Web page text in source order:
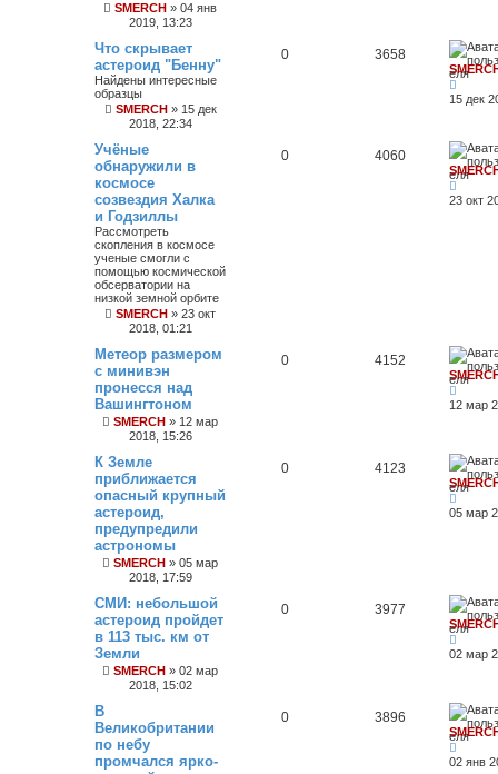
SMERCH » 04 янв
2019, 13:23
Что скрывает
астероид "Бенну"
Найдены интересные
образцы
SMERCH» 15 дек
2018, 22:34
0 3658
15 дек
Учёные
обнаружили в
космосе
созвездия Халка
и Годзиллы
Рассмотреть
скопления в космосе
ученые смогли с
помощью космической
обсерватории на
низкой земной орбите
SMERCH » 23 окт
2018, 01:21
0 4060
23 окт
Метеор размером
с минивэн
пронесся над
Вашингтоном
SMERCH » 12 мар
2018, 15:26
0 4152
12 мар
К Земле
приближается
опасный крупный
астероид,
предупредили
астрономы
SMERCH » 05 мар
2018, 17:59
0 4123
05 мар
СМИ: небольшой
астероид пройдет
в 113 тыс. км от
Земли
SMERCH » 02 мар
2018, 15:02
0 3977
02 мар
В
Великобритании
по небу
промчался ярко-
0 3896
02 янв